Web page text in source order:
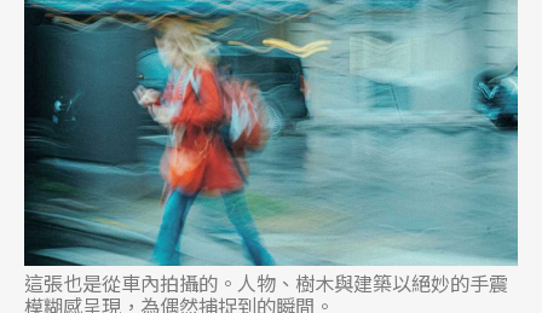
這張也是從車內拍攝的。人物、樹木與建築以絕妙的手震
模糊感呈現，為偶然捕捉到的瞬間。